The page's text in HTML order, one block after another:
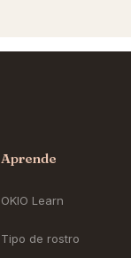
Aprende
OKIO Learn
Tipo de rostro